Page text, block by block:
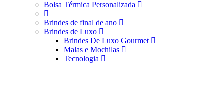
Bolsa Térmica Personalizada
Brindes de final de ano
Brindes de Luxo
Brindes De Luxo Gourmet
Malas e Mochilas
Tecnologia